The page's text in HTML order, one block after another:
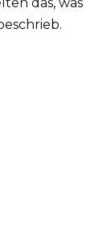
das, was